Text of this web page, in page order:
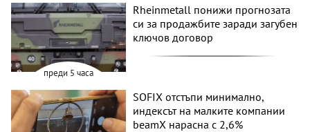
преди 5 часа
Rheinmetall понижи прогнозата
си за продажбите заради загубен
ключов договор
SOFIX отстъпи минимално,
индексът на малките компании
beamX нарасна с 2,6%